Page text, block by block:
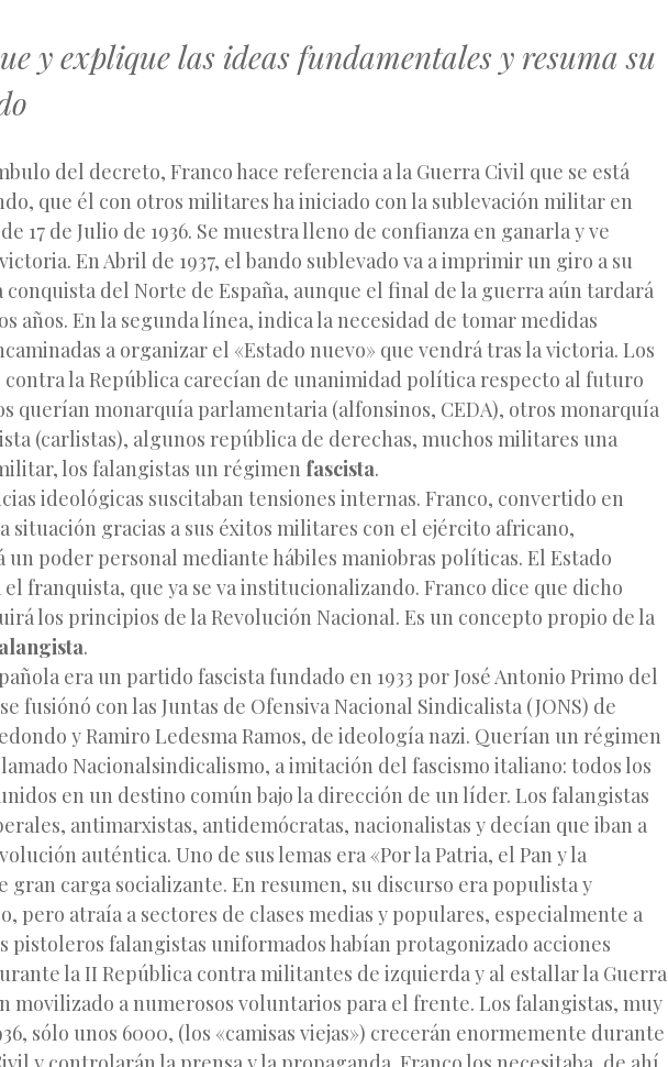
y explique las ideas fundamentales y resuma su
del decreto, Franco hace referencia a la Guerra Civil que se está
que él con otros militares ha iniciado con la sublevación militar en
17 de Julio de 1936. Se muestra lleno de confianza en ganarla y ve
En Abril de 1937, el bando sublevado va a imprimir un giro a su
conquista del Norte de España, aunque el final de la guerra aún tardará
años. En la segunda línea, indica la necesidad de tomar medidas
a organizar el «Estado nuevo» que vendrá tras la victoria. Los
contra la República carecían de unanimidad política respecto al futuro
querían monarquía parlamentaria (alfonsinos, CEDA), otros monarquía
(carlistas), algunos república de derechas, muchos militares una
los falangistas un régimen fascista.
ideológicas suscitaban tensiones internas. Franco, convertido en
situación gracias a sus éxitos militares con el ejército africano,
un poder personal mediante hábiles maniobras políticas. El Estado
el franquista, que ya se va institucionalizando. Franco dice que dicho
los principios de la Revolución Nacional. Es un concepto propio de la
.
era un partido fascista fundado en 1933 por José Antonio Primo del
fusiónó con las Juntas de Ofensiva Nacional Sindicalista (JONS) de
y Ramiro Ledesma Ramos, de ideología nazi. Querían un régimen
Nacionalsindicalismo, a imitación del fascismo italiano: todos los
en un destino común bajo la dirección de un líder. Los falangistas
antimarxistas, antidemócratas, nacionalistas y decían que iban a
auténtica. Uno de sus lemas era «Por la Patria, el Pan y la
gran carga socializante. En resumen, su discurso era populista y
pero atraía a sectores de clases medias y populares, especialmente a
pistoleros falangistas uniformados habían protagonizado acciones
la II República contra militantes de izquierda y al estallar la Guerra
movilizado a numerosos voluntarios para el frente. Los falangistas, muy
sólo unos 6000, (los «camisas viejas») crecerán enormemente durante